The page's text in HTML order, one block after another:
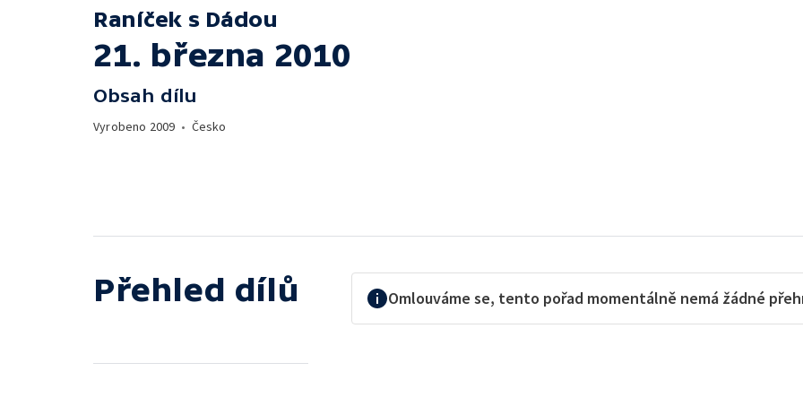
Raníček s Dádou
21. března 2010
Obsah dílu
Vyrobeno 2009 • Česko
Přehled dílů Omlouváme se, tento pořad momentálně nemá žádné